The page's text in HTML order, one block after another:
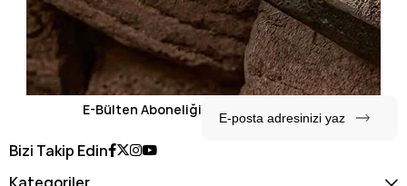
E-Bülten Aboneliği
Bizi Takip Edin